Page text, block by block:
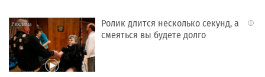
i
Ролик длится несколько секунд, а
смеяться вы будете долго